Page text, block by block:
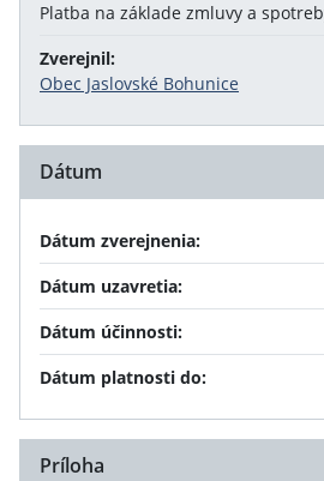
Platba na základe zmluvy a
Zverejnil:
Obec Jaslovské Bohunice
Dátum
Dátum zverejnenia:
Dátum uzavretia:
Dátum účinnosti:
Dátum platnosti do:
Príloha